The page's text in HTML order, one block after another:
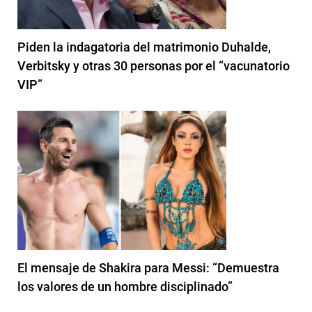
Piden la indagatoria del matrimonio Duhalde,
Verbitsky y otras 30 personas por el “vacunatorio
VIP”
El mensaje de Shakira para Messi: “Demuestra
los valores de un hombre disciplinado”